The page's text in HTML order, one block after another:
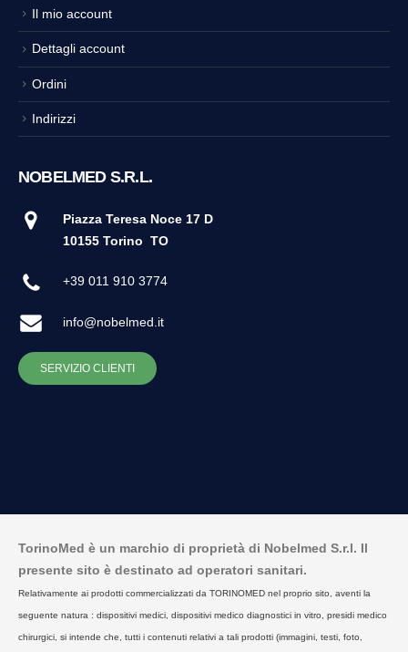
Il mio account
Dettagli account
Ordini
Indirizzi
NOBELMED S.R.L.
Piazza Teresa Noce 17 D
10155 Torino TO
+39 011 910 3774
info@nobelmed.it
SERVIZIO CLIENTI
TorinoMed è un marchio di proprietà di Nobelmed S.r.l. Il
presente sito è destinato ad operatori sanitari.
Relativamente ai prodotti commercializzati da TORINOMED nel proprio sito, aventi la
seguente natura : dispositivi medici, dispositivi medico diagnostici in vitro, presidi medico
chirurgici, si intende che, tutti i contenuti relativi a tali prodotti (immagini, testi, foto,